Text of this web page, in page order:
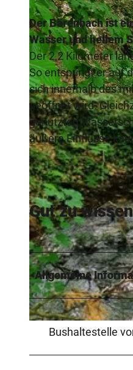
© Teutoburger Wald_Stadt Schloß Holte-
Der Bärenbach ist
Wasser und hellem
Der 2,2 Kilometer
So entspringt er auf
sich innerhalb des
geöffnet wird.
genutzten
äußere Einflüsse
Gut zu wissen
Allgemeine
Bushaltestelle